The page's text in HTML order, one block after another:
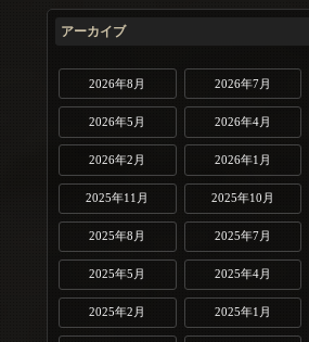
アーカイブ
2026年8月 2026年7月
2026年5月 2026年4月
2026年2月 2026年1月
2025年11月 2025年10月
2025年8月 2025年7月
2025年5月 2025年4月
2025年2月 2025年1月